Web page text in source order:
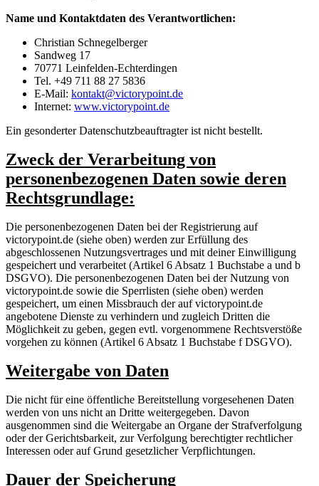
Name und Kontaktdaten des Verantwortlichen:
Christian Schnegelberger
Sandweg 17
70771 Leinfelden-Echterdingen
Tel. +49 711 88 27 5836
E-Mail: kontakt@victorypoint.de
Internet: www.victorypoint.de
Ein gesonderter Datenschutzbeauftragter ist nicht bestellt.
Zweck der Verarbeitung von
personenbezogenen Daten sowie deren
Rechtsgrundlage:
Die personenbezogenen Daten bei der Registrierung auf
victorypoint.de (siehe oben) werden zur Erfüllung des
abgeschlossenen Nutzungsvertrages und mit deiner Einwilligung
gespeichert und verarbeitet (Artikel 6 Absatz 1 Buchstabe a und b
DSGVO). Die personenbezogenen Daten bei der Nutzung von
victorypoint.de sowie die Sperrlisten (siehe oben) werden
gespeichert, um einen Missbrauch der auf victorypoint.de
angebotene Dienste zu verhindern und zugleich Dritten die
Möglichkeit zu geben, gegen evtl. vorgenommene Rechtsverstöße
vorgehen zu können (Artikel 6 Absatz 1 Buchstabe f DSGVO).
Weitergabe von Daten
Die nicht für eine öffentliche Bereitstellung vorgesehenen Daten
werden von uns nicht an Dritte weitergegeben. Davon
ausgenommen sind die Weitergabe an Organe der Strafverfolgung
oder der Gerichtsbarkeit, zur Verfolgung berechtigter rechtlicher
Interessen oder auf Grund gesetzlicher Verpflichtungen.
Dauer der Speicherung